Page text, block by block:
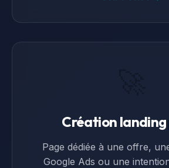
Création
Page dédiée à une offre,
Google Ads ou une